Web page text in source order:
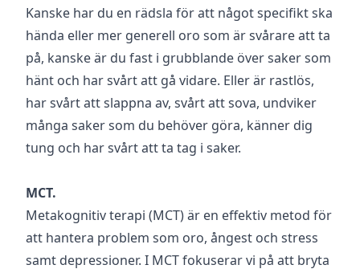
Kanske har du en rädsla för att något specifikt ska
hända eller mer generell oro som är svårare att ta
på, kanske är du fast i grubblande över saker som
hänt och har svårt att gå vidare. Eller är rastlös,
har svårt att slappna av, svårt att sova, undviker
många saker som du behöver göra, känner dig
tung och har svårt att ta tag i saker.
MCT.
Metakognitiv terapi (MCT) är en effektiv metod för
att hantera problem som oro, ångest och stress
samt depressioner. I MCT fokuserar vi på att bryta